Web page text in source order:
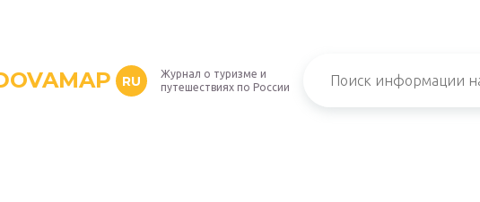
RU
Журнал о туризме и
путешествиях по России